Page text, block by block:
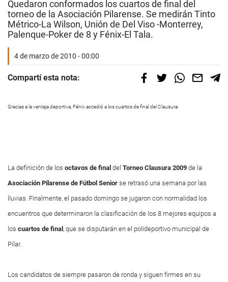
Quedaron conformados los cuartos de final del
torneo de la Asociación Pilarense. Se medirán Tinto
Métrico-La Wilson, Unión de Del Viso -Monterrey,
Palenque-Poker de 8 y Fénix-El Tala.
4 de marzo de 2010 - 00:00
Compartí esta nota:
Gracias a la ventaja deportiva, Fénix accedió a los cuartos de final del Clausura.
La definición de los octavos de final del Torneo Clausura 2009 de la
Asociación Pilarense de Fútbol Senior se retrasó una semana por las
lluvias. Finalmente, el pasado domingo se jugaron con normalidad los
encuentros que determinaron la clasificación de los 8 mejores equipos a
los cuartos de final , que se disputarán en el polideportivo municipal de
Pilar.
Los candidatos de siempre pasaron de ronda y siguen firmes en su